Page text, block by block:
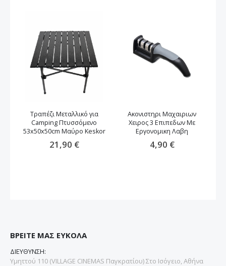
Τραπέζι Μεταλλικό για
Camping Πτυσσόμενο
53x50x50cm Μαύρο Keskor
21,90 €
Ακονιστηρι Μαχαιριων
Χειρος 3 Επιπεδων Με
Εργονομικη Λαβη
4,90 €
ΒΡΕΙΤΕ ΜΑΣ ΕΥΚΟΛΑ
ΔΙΕΥΘΥΝΣΗ:
Υμηττού 110 (VILLAGE CINEMAS Παγκρατίου) Στο Ισόγειο, Αθήνα